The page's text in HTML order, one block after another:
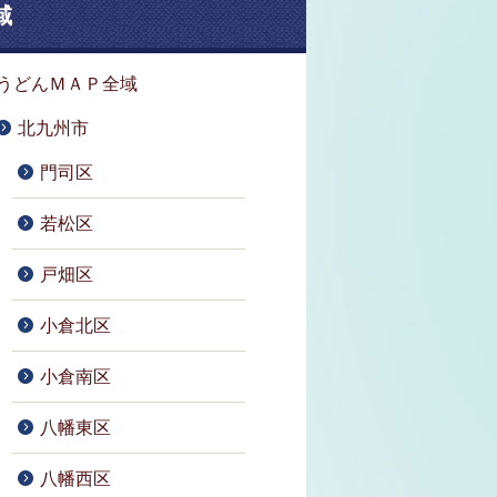
どんＭＡＰ全域
北九州市
門司区
若松区
戸畑区
小倉北区
小倉南区
八幡東区
八幡西区